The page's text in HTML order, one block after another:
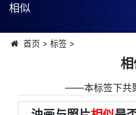
相似
首页 > 标签>
――本标签下共